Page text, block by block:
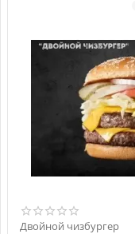
Двойной чизбургер